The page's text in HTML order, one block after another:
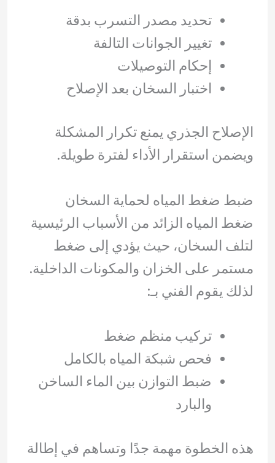
تحديد مصدر التسرب بدقة
تغيير الجوانات التالفة
إحكام التوصيلات
اختبار السخان بعد الإصلاح
الإصلاح الجذري يمنع تكرار المشكلة
ويضمن استقرار الأداء لفترة طويلة.
ضبط ضغط المياه لحماية السخان
ضغط المياه الزائد من الأسباب الرئيسية
لتلف السخان، حيث يؤدي إلى ضغط
مستمر على الخزان والمكونات الداخلية.
لذلك يقوم الفني بـ:
تركيب منظم ضغط
فحص شبكة المياه بالكامل
ضبط التوازن بين الماء الساخن
والبارد
هذه الخطوة مهمة جدًا وتساهم في إطالة